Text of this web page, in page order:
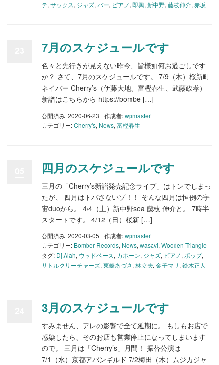
テ, サックス, ジャズ, バー, ピアノ, 即興, 新中野, 藤枝伸介, 赤坂
7月のスケジュールです
色々と先行きが見えない昨今、皆様如何お過ごしです
か？ さて、7月のスケジュールです。 7/9（木）桜新町
ネイバー Cherry’s（伊藤大地、富樫春生、武藤政孝）
新譜はこちらから https://bombe […]
公開済み: 2020-06-23 作成者:wpmaster
カテゴリー:Cherry's, News, 富樫春生
四月のスケジュールです
三月の「Cherry’s新譜発売記念ライブ」はトンでしまっ
たが、 四月はトバさないゾ！！ そんな四月は恒例の宇
宙duoから。 4/4（土）新中野sea 藤枝 伸介と。 7時半
スタートです。 4/12（日）桜新 […]
公開済み: 2020-03-05 作成者:wpmaster
カテゴリー: Bomber Records, News, wasavi, Wooden Triangle
タグ: Dj.Alah, ウッドベース, カホーン, ジャズ, ピアノ, ポップ,
リトルクリーチャーズ, 東條あづさ, 林立夫, 金子マリ , 鈴木正人
3月のスケジュールです
すみません、アレの影響で全て延期に。 もしもお店で
感染したら、そのお店も営業停止になってしまいます
ので。 三月は「Cherry’s」月間！ 振替公演は
7/1（水）京都アバンギルド 7/2梅田（木）ムジカジャ